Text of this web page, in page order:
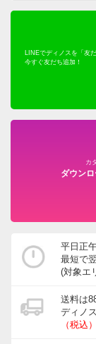
LINEでディノスを「友
今すぐ友だち追加！
カ
ダウン
平日正
最短で
(対象エ
送料は
ディノ
（税込